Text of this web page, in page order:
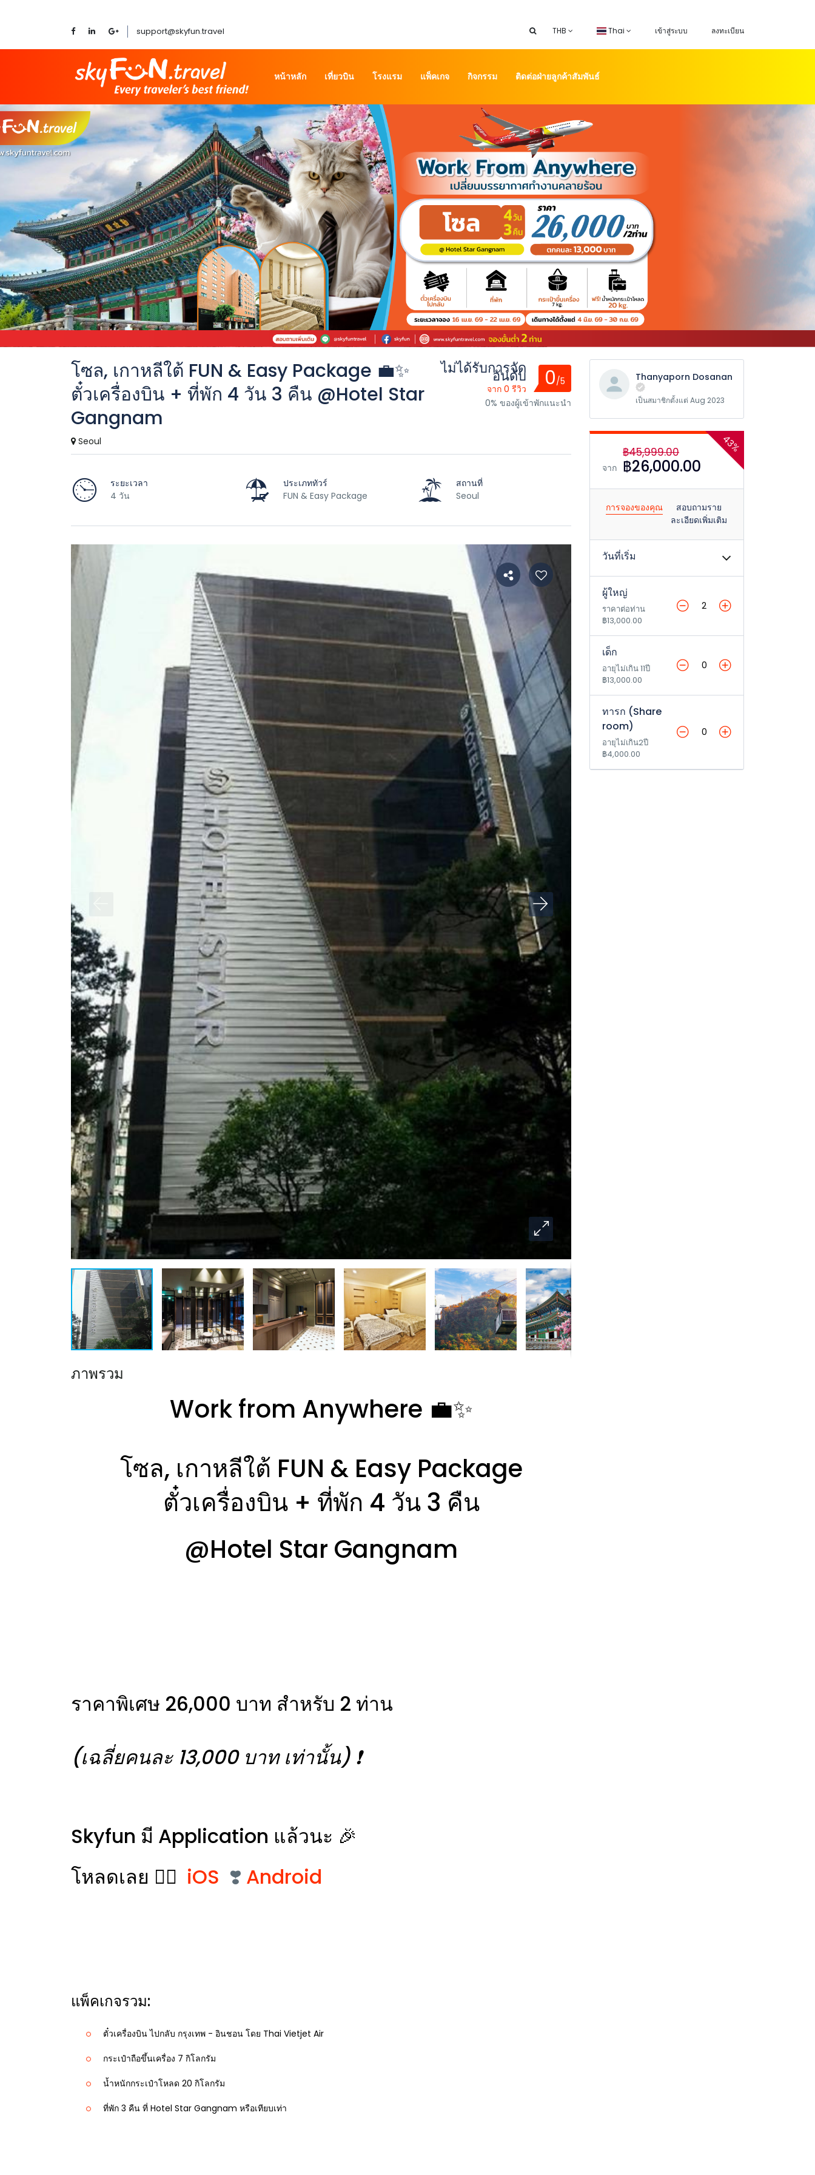
support@skyfun.travel THB Thai เข้าสู่ระบบ ลงทะเบียน
หน้าหลัก เที่ยวบิน โรงแรม แพ็คเกจ กิจกรรม ติดต่อฝ่ายลูกค้าสัมพันธ์
โซล, เกาหลีใต้ FUN & Easy Package 💼✨
ตั๋วเครื่องบิน + ที่พัก 4 วัน 3 คืน @Hotel Star
Gangnam
Seoul
ไม่ได้รับการจัด
อันดับ
จาก 0 รีวิว 0/5
0% ของผู้เข้าพักแนะนำ
ระยะเวลา
4 วัน
ประเภททัวร์
FUN & Easy Package
สถานที่
Seoul
ภาพรวม
Work from Anywhere 💼✨
โซล, เกาหลีใต้ FUN & Easy Package
ตั๋วเครื่องบิน + ที่พัก 4 วัน 3 คืน
@Hotel Star Gangnam
ราคาพิเศษ 26,000 บาท สำหรับ 2 ท่าน
(เฉลี่ยคนละ 13,000 บาท เท่านั้น) ❗️
Skyfun มี Application แล้วนะ 🎉
โหลดเลย 👉🏻 iOS ❣️ Android
แพ็คเกจรวม:
ตั๋วเครื่องบิน ไปกลับ กรุงเทพ - อินชอน โดย Thai Vietjet Air
กระเป๋าถือขึ้นเครื่อง 7 กิโลกรัม
น้ำหนักกระเป๋าโหลด 20 กิโลกรัม
ที่พัก 3 คืน ที่ Hotel Star Gangnam หรือเทียบเท่า
Thanyaporn Dosanan
เป็นสมาชิกตั้งแต่ Aug 2023
43%
จาก
฿45,999.00
฿26,000.00
การจองของคุณ
สอบถามราย
ละเอียดเพิ่มเติม
วันที่เริ่ม
ผู้ใหญ่
ราคาต่อท่าน
฿13,000.00
เด็ก
อายุไม่เกิน 11ปี
฿13,000.00
ทารก (Share
room)
อายุไม่เกิน2ปี
฿4,000.00